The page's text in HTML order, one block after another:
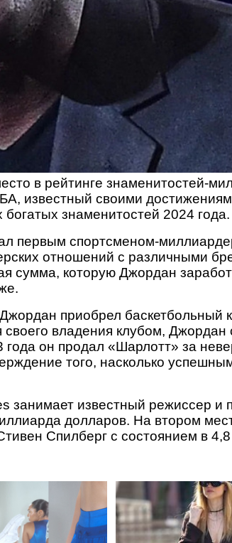
в рейтинге знаменитостей-
известный своими
знаменитостей 2024 года.
первым спортсменом-
отношений с различными
сумма, которую Джордан
приобрел баскетбольный
владения клубом, Джордан
года он продал «Шарлотт» за
того, насколько
занимает известный режиссер
долларов. На втором
Спилберг с состоянием в